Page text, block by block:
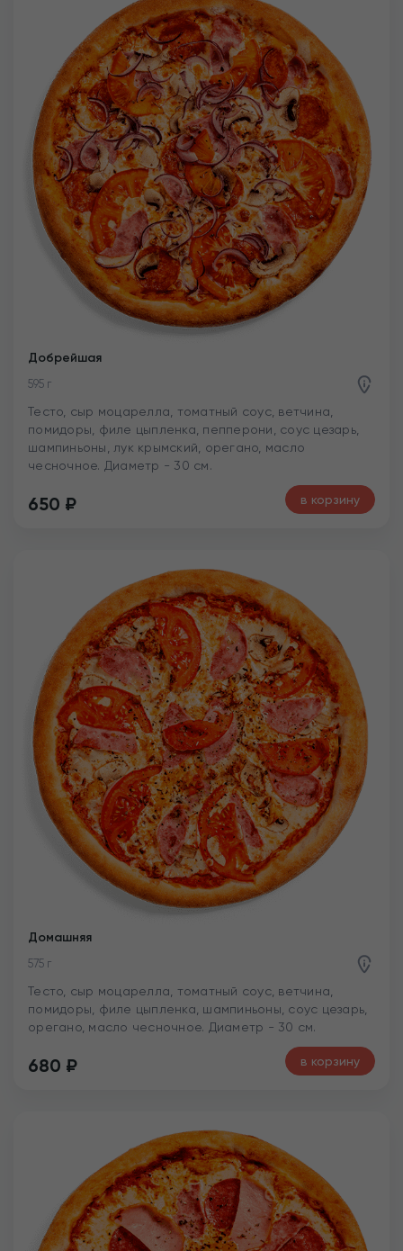
Добрейшая
595 г
Тесто, сыр моцарелла, томатный соус, ветчина,
помидоры, филе цыпленка, пепперони, соус цезарь,
шампиньоны, лук крымский, орегано, масло
чесночное. Диаметр - 30 см.
650 ₽ в корзину
Домашняя
575 г
Тесто, сыр моцарелла, томатный соус, ветчина,
помидоры, филе цыпленка, шампиньоны, соус цезарь,
орегано, масло чесночное. Диаметр - 30 см.
680 ₽ в корзину